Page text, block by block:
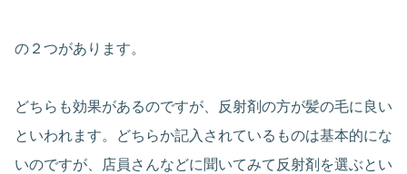
の２つがあります。
どちらも効果があるのですが、反射剤の方が髪の毛に良い
といわれます。どちらか記入されているものは基本的にな
いのですが、店員さんなどに聞いてみて反射剤を選ぶとい